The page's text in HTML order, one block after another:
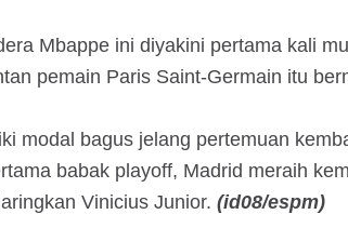
Mbappe ini diyakini pertama kali
pemain Paris Saint-Germain itu
modal bagus jelang pertemuan
babak playoff, Madrid meraih
Vinicius Junior. (id08/espm)